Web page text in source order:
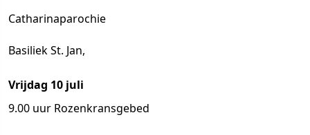
Catharinaparochie
Basiliek St. Jan,
Vrijdag 10 juli
9.00 uur Rozenkransgebed